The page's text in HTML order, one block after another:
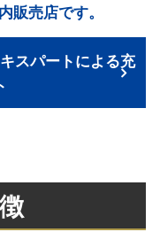
販売店です。
スパートによる充